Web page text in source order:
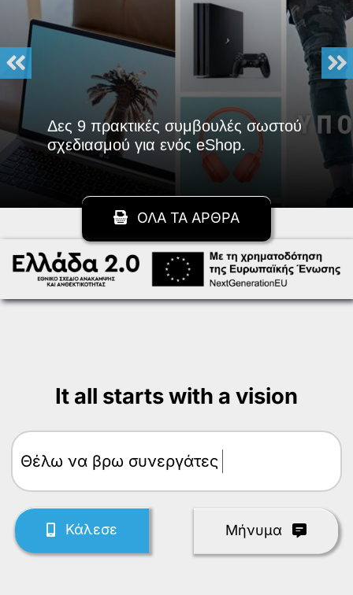
Δες 9 πρακτικές συμβουλές σωστού
σχεδιασμού για ενός eShop.
ΟΛΑ ΤΑ ΑΡΘΡΑ
It all starts with a vision
Θέλω
Κάλεσε Mήνυμα